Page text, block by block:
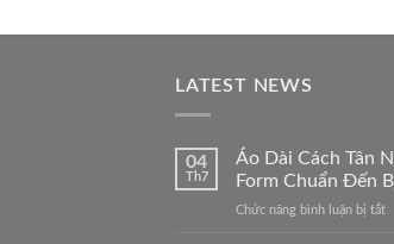
LATEST NEWS
04
Th7
Áo Dài Cách Tân
Form Chuẩn Đến
Chức năng bình luận bị tắtở